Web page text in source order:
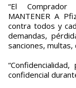
“El Comprador
MANTENER A
contra todos y
demandas,
sanciones,
confidencial